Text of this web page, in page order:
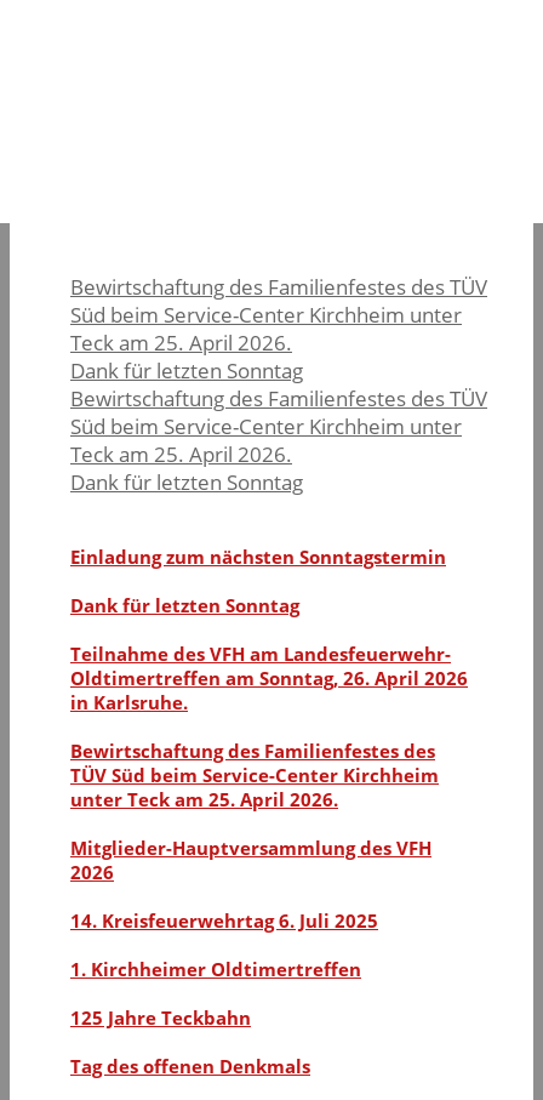
Bewirtschaftung des Familienfestes des TÜV
Süd beim Service-Center Kirchheim unter
Teck am 25. April 2026.
Dank für letzten Sonntag
Bewirtschaftung des Familienfestes des TÜV
Süd beim Service-Center Kirchheim unter
Teck am 25. April 2026.
Dank für letzten Sonntag
Einladung zum nächsten Sonntagstermin
Dank für letzten Sonntag
Teilnahme des VFH am Landesfeuerwehr-
Oldtimertreffen am Sonntag, 26. April 2026
in Karlsruhe.
Bewirtschaftung des Familienfestes des
TÜV Süd beim Service-Center Kirchheim
unter Teck am 25. April 2026.
Mitglieder-Hauptversammlung des VFH
2026
14. Kreisfeuerwehrtag 6. Juli 2025
1. Kirchheimer Oldtimertreffen
125 Jahre Teckbahn
Tag des offenen Denkmals